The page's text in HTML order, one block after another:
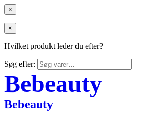
×
×
Hvilket produkt leder du efter?
Søg efter:
Bebeauty
Bebeauty